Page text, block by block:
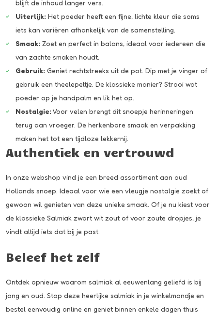
blijft de inhoud langer vers.
Uiterlijk: Het poeder heeft een fijne, lichte kleur die soms
iets kan variëren afhankelijk van de samenstelling.
Smaak: Zoet en perfect in balans, ideaal voor iedereen die
van zachte smaken houdt.
Gebruik: Geniet rechtstreeks uit de pot. Dip met je vinger of
gebruik een theelepeltje. De klassieke manier? Strooi wat
poeder op je handpalm en lik het op.
Nostalgie: Voor velen brengt dit snoepje herinneringen
terug aan vroeger. De herkenbare smaak en verpakking
maken het tot een tijdloze lekkernij.
Authentiek en vertrouwd
In onze webshop vind je een breed assortiment aan oud
Hollands snoep. Ideaal voor wie een vleugje nostalgie zoekt of
gewoon wil genieten van deze unieke smaak. Of je nu kiest voor
de klassieke Salmiak zwart wit zout of voor zoute dropjes, je
vindt altijd iets dat bij je past.
Beleef het zelf
Ontdek opnieuw waarom salmiak al eeuwenlang geliefd is bij
jong en oud. Stop deze heerlijke salmiak in je winkelmandje en
bestel eenvoudig online en geniet binnen enkele dagen thuis